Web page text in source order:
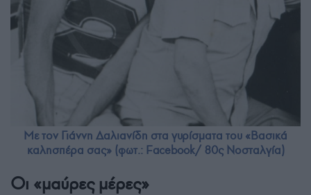
Με τον Γιάννη Δαλιανίδη στα γυρίσματα του «Βασικά
καλησπέρα σας» (φωτ.: Facebook/ 80ς Νοσταλγία)
Οι «μαύρες μέρες»